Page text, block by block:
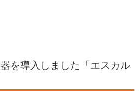
を導入しました「エスカル